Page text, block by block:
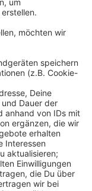
Schlangen an
waren, drohen
der
in diesem
Bonn abhebt,
bei den
und
um dann noch